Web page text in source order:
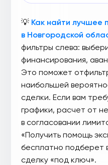
💡 Как найти лучшее
в Новгородской
фильтры слева:
финансирования,
Это поможет
наибольшей
сделки. Если вам
графики, расчет от
в согласовании
«Получить помощь
бесплатно подберет
сделку «под ключ».